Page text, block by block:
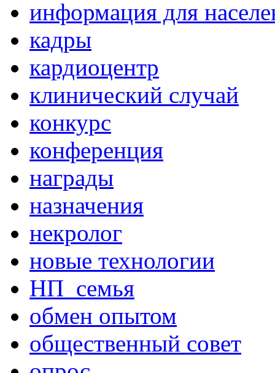
информация для
кадры
кардиоцентр
клинический случай
конкурс
конференция
награды
назначения
некролог
новые технологии
НП_семья
обмен опытом
общественный совет